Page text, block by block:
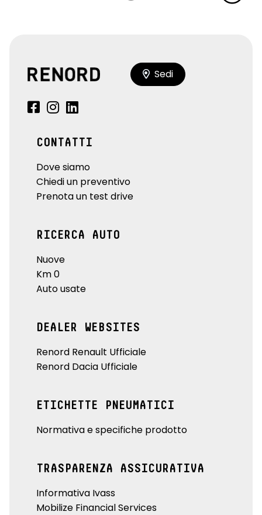
Sedi
CONTATTI
Dove siamo
Chiedi un preventivo
Prenota un test drive
RICERCA AUTO
Nuove
Km 0
Auto usate
DEALER WEBSITES
Renord Renault Ufficiale
Renord Dacia Ufficiale
ETICHETTE PNEUMATICI
Normativa e specifiche prodotto
TRASPARENZA ASSICURATIVA
Informativa Ivass
Mobilize Financial Services